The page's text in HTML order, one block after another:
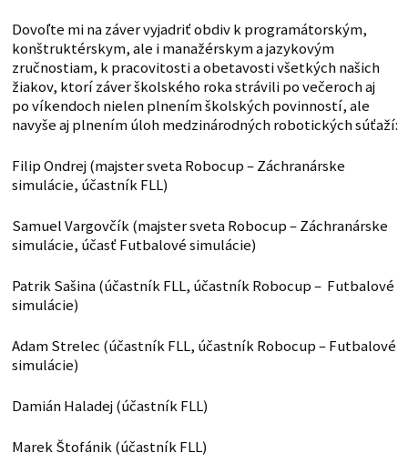
Dovoľte mi na záver vyjadriť obdiv k programátorským,
konštruktérskym, ale i manažérskym a jazykovým
zručnostiam, k pracovitosti a obetavosti všetkých našich
žiakov, ktorí záver školského roka strávili po večeroch aj
po víkendoch nielen plnením školských povinností, ale
navyše aj plnením úloh medzinárodných robotických súťaží:
Filip Ondrej (majster sveta Robocup – Záchranárske
simulácie, účastník FLL)
Samuel Vargovčík (majster sveta Robocup – Záchranárske
simulácie, účasť Futbalové simulácie)
Patrik Sašina (účastník FLL, účastník Robocup – Futbalové
simulácie)
Adam Strelec (účastník FLL, účastník Robocup – Futbalové
simulácie)
Damián Haladej (účastník FLL)
Marek Štofánik (účastník FLL)